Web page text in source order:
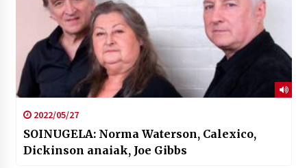
2022/05/27
SOINUGELA: Norma Waterson, Calexico,
Dickinson anaiak, Joe Gibbs